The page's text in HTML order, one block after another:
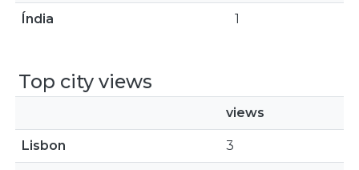
Índia 1
Top city views
views
Lisbon 3